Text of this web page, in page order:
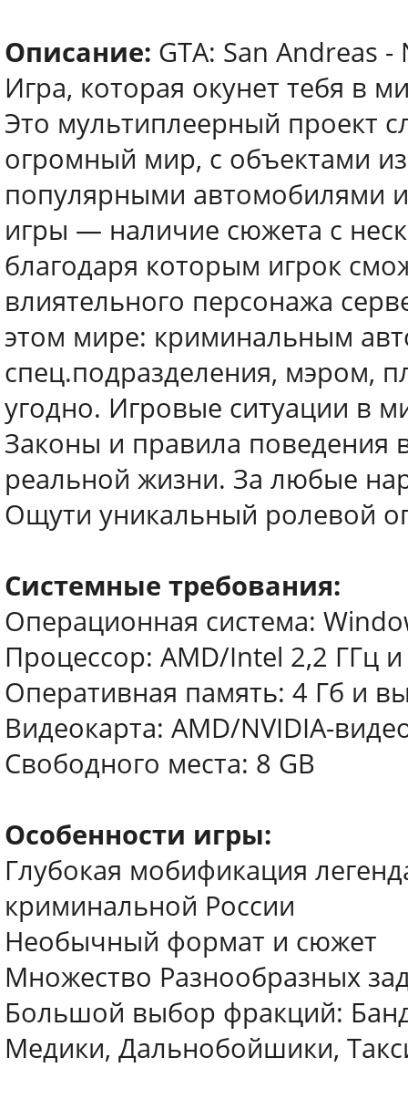
Описание: GTA: San Andreas -
Игра, которая окунет тебя в
Это мультиплеерный проект
огромный мир, с объектами
популярными автомобилями
игры — наличие сюжета с
благодаря которым игрок
влиятельного персонажа
этом мире: криминальным
спец.подразделения, мэром,
угодно. Игровые ситуации в
Законы и правила поведения
реальной жизни. За любые
Ощути уникальный ролевой
Системные требования:
Операционная система:
Процессор: AMD/Intel 2,2 ГГц
Оперативная память: 4 Гб и
Видеокарта: AMD/NVIDIA-
Свободного места: 8 GB
Особенности игры:
Глубокая мобификация
криминальной России
Необычный формат и сюжет
Множество Разнообразных
Большой выбор фракций:
Медики, Дальнобойшики,